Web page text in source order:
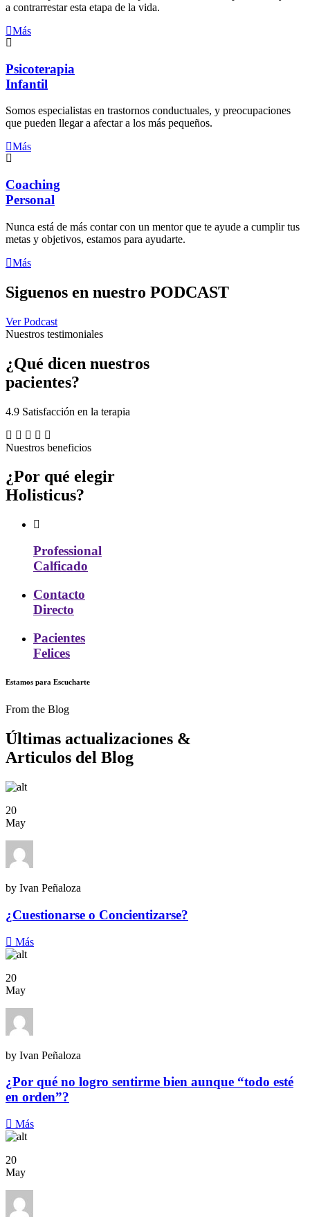
a contrarrestar esta etapa de la vida.
Más
Psicoterapia
Infantil
Somos especialistas en trastornos conductuales, y preocupaciones
que pueden llegar a afectar a los más pequeños.
Más
Coaching
Personal
Nunca está de más contar con un mentor que te ayude a cumplir tus
metas y objetivos, estamos para ayudarte.
Más
Siguenos en nuestro PODCAST
Ver Podcast
Nuestros testimoniales
¿Qué dicen nuestros
pacientes?
4.9 Satisfacción en la terapia
Nuestros beneficios
¿Por qué elegir
Holisticus?
Professional
Calficado
Contacto
Directo
Pacientes
Felices
Estamos para Escucharte
From the Blog
Últimas actualizaciones &
Articulos del Blog
20
May
by Ivan Peñaloza
¿Cuestionarse o Concientizarse?
Más
20
May
by Ivan Peñaloza
¿Por qué no logro sentirme bien aunque “todo esté
en orden”?
Más
20
May